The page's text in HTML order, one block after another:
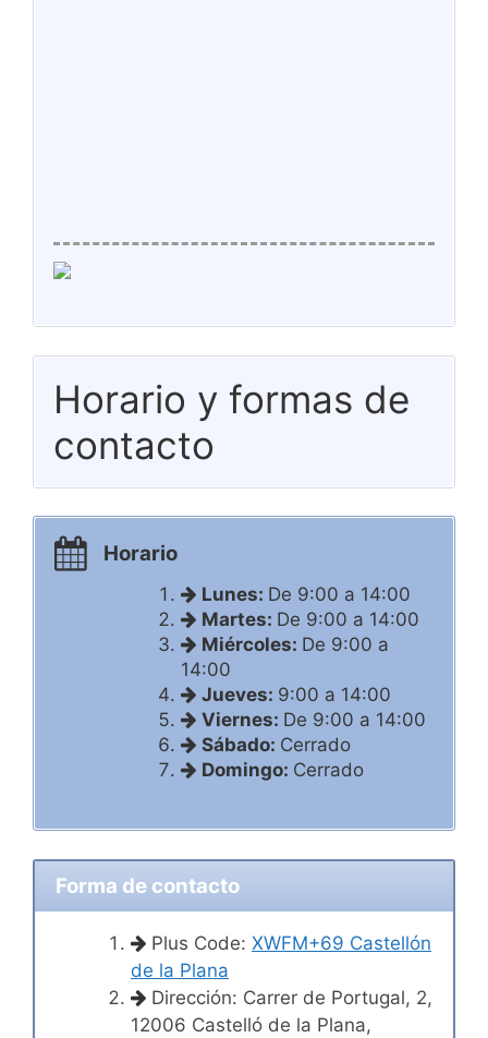
Horario y formas de
contacto
Horario
Lunes: De 9:00 a 14:00
Martes: De 9:00 a 14:00
Miércoles: De 9:00 a
14:00
Jueves: 9:00 a 14:00
Viernes: De 9:00 a 14:00
Sábado: Cerrado
Domingo: Cerrado
Forma de contacto
Plus Code: XWFM+69 Castellón
de la Plana
Dirección: Carrer de Portugal, 2,
12006 Castelló de la Plana,